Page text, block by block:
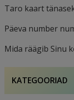
Taro kaart
Päeva number
Mida räägib Sinu
KATEGOORIAD